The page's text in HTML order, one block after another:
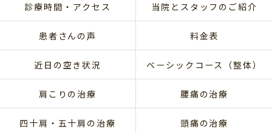
診療時間・アクセス 当院とスタッフのご紹介
患者さんの声 料金表
近日の空き状況 ベーシックコース（整体）
肩こりの治療 腰痛の治療
四十肩・五十肩の治療 頭痛の治療